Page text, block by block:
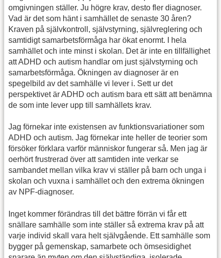
omgivningen ställer. Ju högre krav, desto fler diagnoser.
Vad är det som hänt i samhället de senaste 30 åren?
Kraven på självkontroll, självstyrning, självreglering och
samtidigt samarbetsförmåga har ökat enormt. I hela
samhället och inte minst i skolan. Det är inte en tillfällighet
att ADHD och autism handlar om just självstyrning och
samarbetsförmåga. Ökningen av diagnoser är en
spegelbild av det samhälle vi lever i. Sett ur det
perspektivet är ADHD och autism bara ett sätt att benämna
de som inte lever upp till samhällets krav.
Jag förnekar inte existensen av funktionsvariationer som
ADHD och autism. Jag förnekar inte heller de teorier som
försöker förklara varför människor fungerar så. Men jag är
oerhört frustrerad över att samtiden inte verkar se
sambandet mellan vilka krav vi ställer på barn och unga i
skolan och vuxna i samhället och den extrema ökningen
av NPF-diagnoser.
Inget kommer förändras till det bättre förrän vi får ett
snällare samhälle som inte ställer så extrema krav på att
varje individ skall vara helt självgående. Ett samhälle som
bygger på gemenskap, samarbete och ömsesidighet